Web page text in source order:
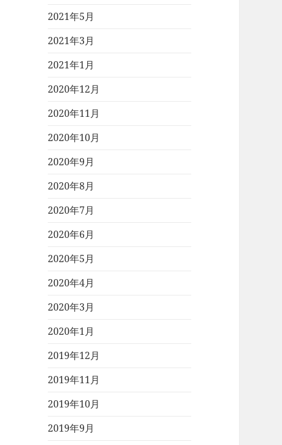
2021年5月
2021年3月
2021年1月
2020年12月
2020年11月
2020年10月
2020年9月
2020年8月
2020年7月
2020年6月
2020年5月
2020年4月
2020年3月
2020年1月
2019年12月
2019年11月
2019年10月
2019年9月